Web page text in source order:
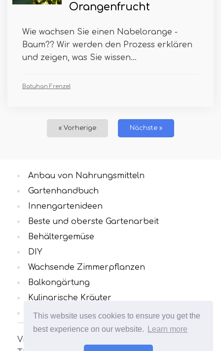
This website uses cookies to ensure you get the
best experience on our website.
Learn more
Orangenfrucht
Wie wachsen Sie einen Nabelorange -
Baum?? Wir werden den Prozess erklären
und zeigen, was Sie wissen...
Batuhan Frenzel
« Vorherige Nächste »
Viele interessante und nützliche Artikel zum
Anbau von Nahrungsmitteln
Gartenhandbuch
Innengartenideen
Beste und oberste Gartenarbeit
Behältergemüse
DIY
Wachsende Zimmerpflanzen
Balkongärtung
Kulinarische Kräuter
Alle Kategorien